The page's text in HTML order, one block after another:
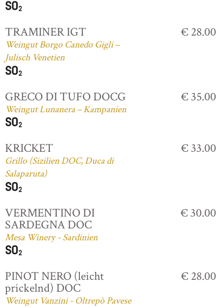
TRAMINER IGT
Weingut Borgo Canedo Gigli –
Julisch Venetien
€ 28.00
GRECO DI TUFO DOCG
Weingut Lunanera – Kampanien
€ 35.00
KRICKET
Grillo (Sizilien DOC, Duca di
Salaparuta)
€ 33.00
VERMENTINO DI
SARDEGNA DOC
Mesa Winery - Sardinien
€ 30.00
PINOT NERO (leicht
prickelnd) DOC
Weingut Vanzini - Oltrepò Pavese
€ 28.00